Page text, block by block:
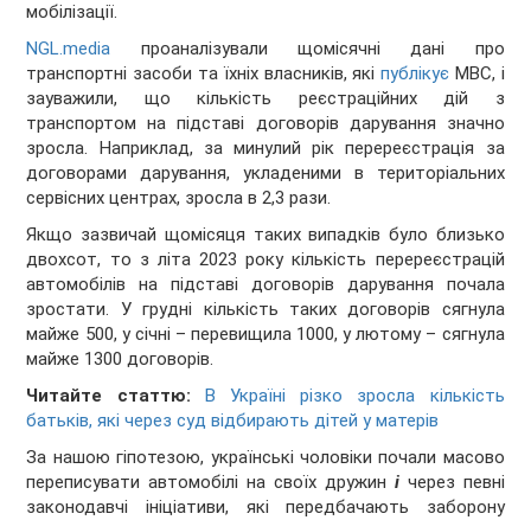
мобілізації.
NGL.media проаналізували щомісячні дані про
транспортні засоби та їхніх власників, якіпублікує МВС, і
зауважили, що кількість реєстраційних дій з
транспортом на підставі договорів дарування значно
зросла. Наприклад, за минулий рік перереєстрація за
договорами дарування, укладеними в територіальних
сервісних центрах, зросла в 2,3 рази.
Якщо зазвичай щомісяця таких випадків було близько
двохсот, то з літа 2023 року кількість перереєстрацій
автомобілів на підставі договорів дарування почала
зростати. У грудні кількість таких договорів сягнула
майже 500, у січні – перевищила 1000, у лютому – сягнула
майже 1300 договорів.
Читайте статтю:
В Україні різко зросла кількість
батьків, які через суд відбирають дітей у матерів
За нашою гіпотезою, українські чоловіки почали масово
переписувати автомобілі на своїх дружин ічерез певні
законодавчі ініціативи, які передбачають заборону